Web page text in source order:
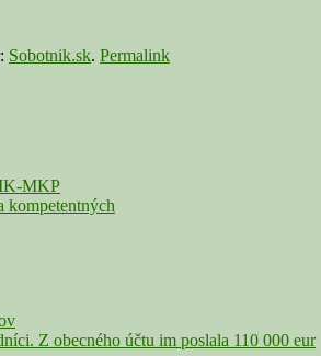
Sobotnik.sk. Permalink
MKP
kompetentných
Z obecného účtu im poslala 110 000 eur